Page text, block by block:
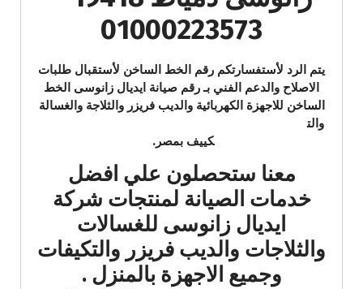
01000223573
يتم الرد لأستفسارتكم رقم الخط الساخن لأستقبال طلبات
الاصلاح والدعم الفني بـ رقم صيانة ايديال زانوسى الخط
الساخن للاجهزة الكهربائية والديب فريزر والثلاجة والغسالة
والت
كييف بمصر.
معنا ستحصلون علي افضل
خدمات الصيانة لمنتجات شركة
ايديال زانوسى للغسالات
والثلاجات والديب فريزر والتكيفات
وجميع الاجهزة بالمنزل .